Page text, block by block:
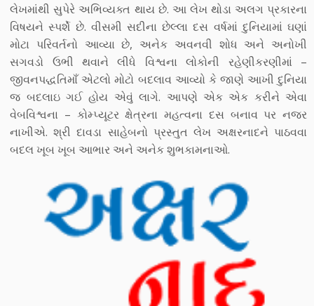
લેખમાંથી સુપેરે અભિવ્યક્ત થાય છે. આ લેખ થોડા અલગ પ્રકારના
વિષયને સ્પર્શે છે. વીસમી સદીના છેલ્લા દસ વર્ષમાં દુનિયામાં ઘણાં
મોટા પરિવર્તનો આવ્યા છે, અનેક અવનવી શોધ અને અનોખી
સગવડો ઉભી થવાને લીધે વિશ્વના લોકોની રહેણીકરણીમાં –
જીવનપદ્ધતિમાઁ એટલો મોટો બદલાવ આવ્યો કે જાણે આખી દુનિયા
જ બદલાઇ ગઈ હોય એવું લાગે. આપણે એક એક કરીને એવા
વેબવિશ્વના – કોમ્પ્યૂટર ક્ષેત્રના મહત્વના દસ બનાવ પર નજર
નાખીએ. શ્રી દાવડા સાહેબનો પ્રસ્તુત લેખ અક્ષરનાદને પાઠવવા
બદલ ખૂબ ખૂબ આભાર અને અનેક શુભકામનાઓ.